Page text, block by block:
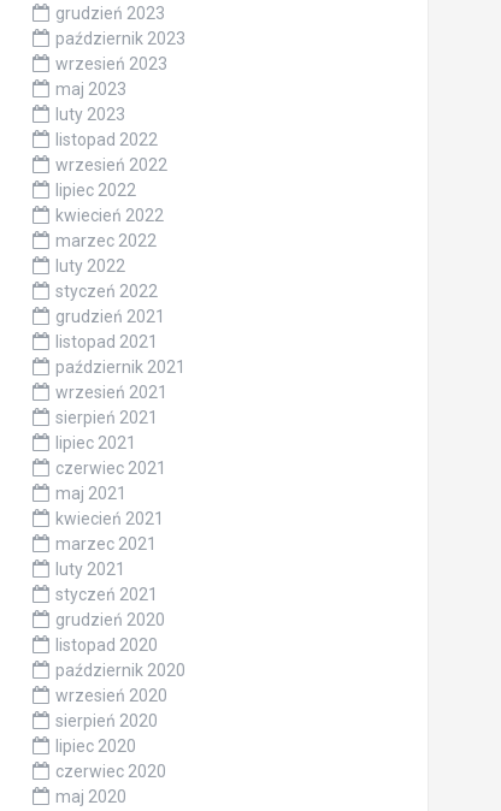
grudzień 2023
październik 2023
wrzesień 2023
maj 2023
luty 2023
listopad 2022
wrzesień 2022
lipiec 2022
kwiecień 2022
marzec 2022
luty 2022
styczeń 2022
grudzień 2021
listopad 2021
październik 2021
wrzesień 2021
sierpień 2021
lipiec 2021
czerwiec 2021
maj 2021
kwiecień 2021
marzec 2021
luty 2021
styczeń 2021
grudzień 2020
listopad 2020
październik 2020
wrzesień 2020
sierpień 2020
lipiec 2020
czerwiec 2020
maj 2020